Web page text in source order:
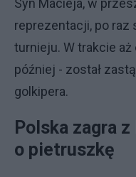
reprezentacji, po raz
turnieju. W trakcie
później - został
golkipera.
Polska zagra
o pietruszkę